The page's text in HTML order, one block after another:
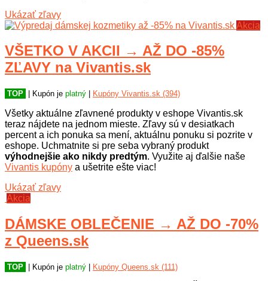
Ukázať zľavy
Akcia
VŠETKO V AKCII → AŽ DO -85%
ZĽAVY na Vivantis.sk
TOP | Kupón je platný Kupóny Vivantis.sk (394)
Všetky aktuálne zľavnené produkty v eshope Vivantis.sk
teraz nájdete na jednom mieste. Zľavy sú v desiatkach
percent a ich ponuka sa mení, aktuálnu ponuku si pozrite v
eshope. Uchmatnite si pre seba vybraný produkt
výhodnejšie ako nikdy predtým. Využite aj ďalšie naše
Vivantis kupóny a ušetrite ešte viac!
Ukázať zľavy
Akcia
DÁMSKE OBLEČENIE → AŽ DO -70%
z Queens.sk
TOP | Kupón je platný Kupóny Queens.sk (111)